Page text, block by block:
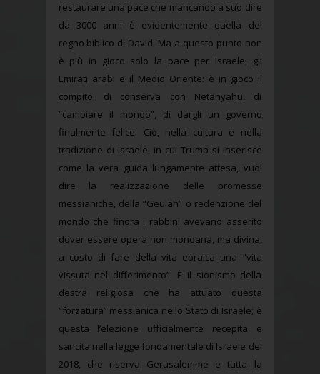
restaurare una pace che mancando a suo dire
da 3000 anni è evidentemente quella del
regno biblico di David. Ma a questo punto non
è più in gioco solo la pace per Israele, gli
Emirati arabi e il Medio Oriente: è in gioco il
compito, di conserva con Netanyahu, di
“cambiare il mondo”, di dargli un governo
finalmente felice. Ciò, nella cultura e nella
tradizione di Israele, in cui Trump si inserisce
come la vera guida lungamente attesa, vuol
dire la realizzazione delle promesse
messianiche, della “Geulah” o redenzione del
mondo che finora i rabbini avevano asserito
dover essere opera non mondana, ma divina,
a costo di fare della vita ebraica una “vita
vissuta nel differimento”. È il sionismo della
destra religiosa che ha attuato questa
“forzatura” messianica nello Stato di Israele; è
questa l’elezione ufficialmente recepita e
sancita nella legge fondamentale di Israele del
2018, che riserva Gerusalemme e tutta la